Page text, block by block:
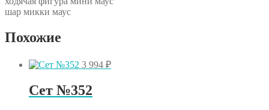
шар микки маус
Похожие
3 994 ₽
Сет №352